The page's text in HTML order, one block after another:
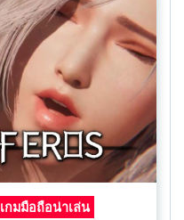
เกมมือถือน่าเล่น